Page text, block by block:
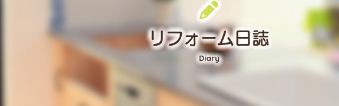
リフォーム日誌
Diary